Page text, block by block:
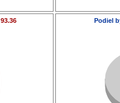
93.36 Podiel